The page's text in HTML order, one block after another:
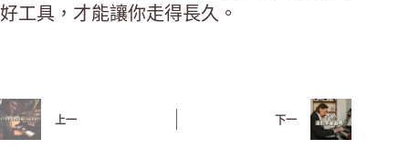
好工具，才能讓你走得長久。
上一 下一